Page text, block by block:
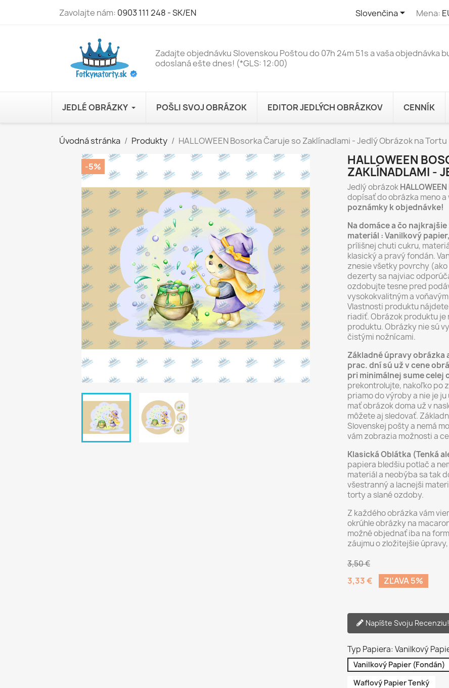
Zavolajte nám: 0903 111 248 - SK/EN Slovenčina Mena:
Zadajte objednávku Slovenskou Poštou do 07h 24m 51sa vaša objednávka
odoslaná ešte dnes! (*GLS: 12:00)
JEDLÉ OBRÁZKY POŠLI SVOJ OBRÁZOK EDITOR JEDLÝCH OBRÁZKOV CENNÍK
Úvodná stránka Produkty HALLOWEEN Bosorka Čaruje so Zaklínadlami - Jedlý Obrázok na Tortu
-5%
HALLOWEEN
ZAKLÍNADLAMI -
Jedlý obrázok
dopísať do obrázka meno
poznámky k objednávke!
Na domáce a čo
materiál : Vanilkový papier,
prílišnej chuti cukru,
klasický a pravý fondán.
znesie všetky povrchy
dezerty sa najviac
ozdobujte tesne pred
vysokokvalitným a
Vlastnosti produktu
riadiť. Obrázok produktu
produktu. Obrázky nie sú
čistými nožnícami.
Základné úpravy obrázka
prac. dní sú už v cene
pri minimálnej sume celej
prekontrolujte, nakoľko po
priamo do výroby a nie je
mať obrázok doma už v
môžete aj sledovať.
Slovenskej pošty a nemá
vám zobrazia možnosti a
Klasická Oblátka (Tenká
papiera bledšiu potlač a
materiál a neobýba sa tak
všestranný a lacnejši
torty a slané ozdoby.
Z každého obrázka vám
okrúhle obrázky na
možné objednať iba na
záujmu o zložitejšie
3,50 €
3,33 € ZĽAVA 5%
Napíšte Svoju Recenziu!
Typ Papiera: Vanilkový
Vanilkový Papier (Fondán)
Waflový Papier Tenký